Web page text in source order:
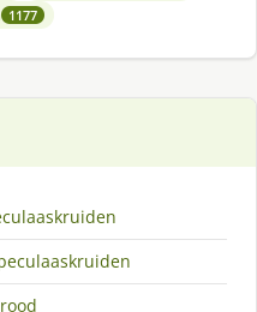
1177